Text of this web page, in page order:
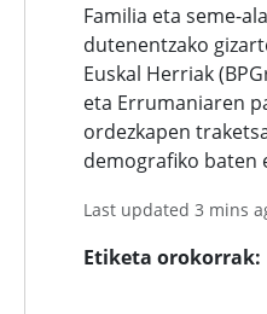
Familia eta seme-
dutenentzako
Euskal Herriak
eta Errumaniaren
ordezkapen
demografiko baten
Last updated 3 mins
Etiketa orokorrak